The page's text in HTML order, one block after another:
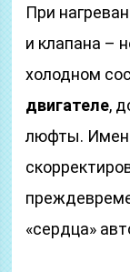
При
и клапана –
холодном
двигателе,
люфты.
«сердца»